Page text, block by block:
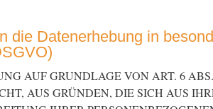
die Datenerhebung in
AUF GRUNDLAGE VON ART. 6
AUS GRÜNDEN, DIE SICH AUS